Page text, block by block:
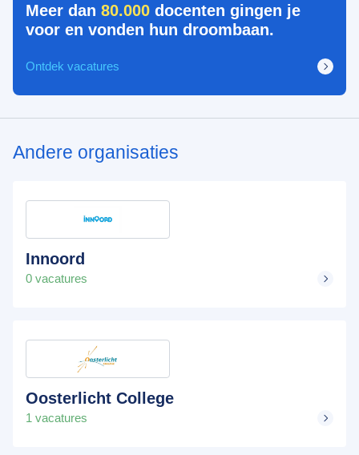
Meer dan 80.000 docenten gingen je
voor en vonden hun droombaan.
Ontdek vacatures
Andere organisaties
Innoord
0 vacatures
Oosterlicht College
1 vacatures